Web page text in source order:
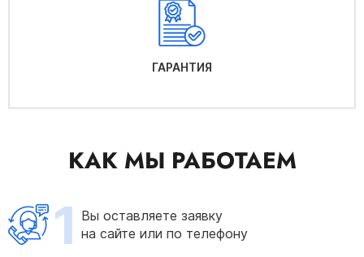
ГАРАНТИЯ
КАК МЫ РАБОТАЕМ
1 Вы оставляете заявку
на сайте или по телефону